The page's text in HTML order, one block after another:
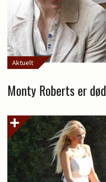
Aktuelt
Monty Roberts er død